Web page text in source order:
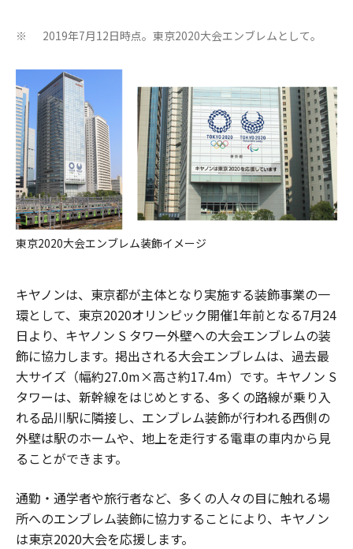
※ 2019年7月12日時点。東京2020大会エンブレムとして。
東京2020大会エンブレム装飾イメージ
キヤノンは、東京都が主体となり実施する装飾事業の一
環として、東京2020オリンピック開催1年前となる7月24
日より、キヤノン S タワー外壁への大会エンブレムの装
飾に協力します。掲出される大会エンブレムは、過去最
大サイズ（幅約27.0m×高さ約17.4m）です。キヤノン S
タワーは、新幹線をはじめとする、多くの路線が乗り入
れる品川駅に隣接し、エンブレム装飾が行われる西側の
外壁は駅のホームや、地上を走行する電車の車内から見
ることができます。
通勤・通学者や旅行者など、多くの人々の目に触れる場
所へのエンブレム装飾に協力することにより、キヤノン
は東京2020大会を応援します。